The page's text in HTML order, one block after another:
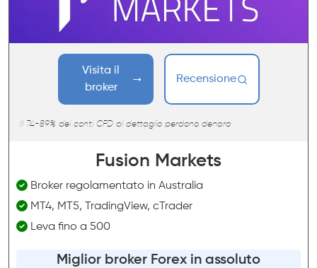
Visita il
broker
Recensione
Il 74-89% dei conti CFD al dettaglio perdono denaro
Fusion Markets
Broker regolamentato in Australia
MT4, MT5, TradingView, cTrader
Leva fino a 500
Miglior broker Forex in assoluto